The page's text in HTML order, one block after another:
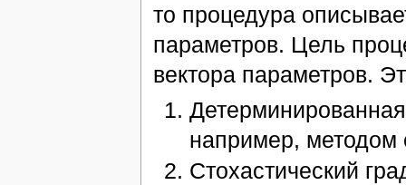
то процедура
параметров. Цель
вектора параметров.
например, методом
Стохастический